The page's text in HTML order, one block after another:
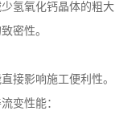
氢氧化钙晶体的粗大
密性。
接影响施工便利性。
变性能：